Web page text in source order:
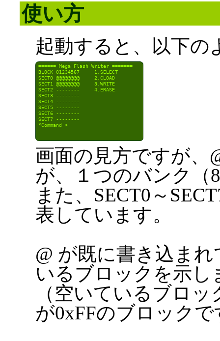
使い方
起動すると、以下の
====== Mega Flash Writer =======
BLOCK 01234567     1.SELECT
SECT0 @@@@@@@@     2.CLOAD
SECT1 @@@@@@@@     3.WRITE
SECT2 --------     4.ERASE
SECT3 --------
SECT4 --------
SECT5 --------
SECT6 --------
SECT7 --------
*Command >
画面の見方ですが、
が、１つのバンク（
また、SECT0～
表しています。
@ が既に書き込ま
いるブロックを示し
（空いているブロ
が0xFFのブロックで